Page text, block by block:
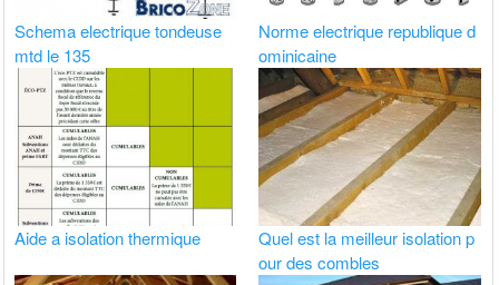
Schema electrique tondeuse
mtd le 135
Norme electrique republique d
ominicaine
Aide a isolation thermique
Quel est la meilleur isolation p
our des combles